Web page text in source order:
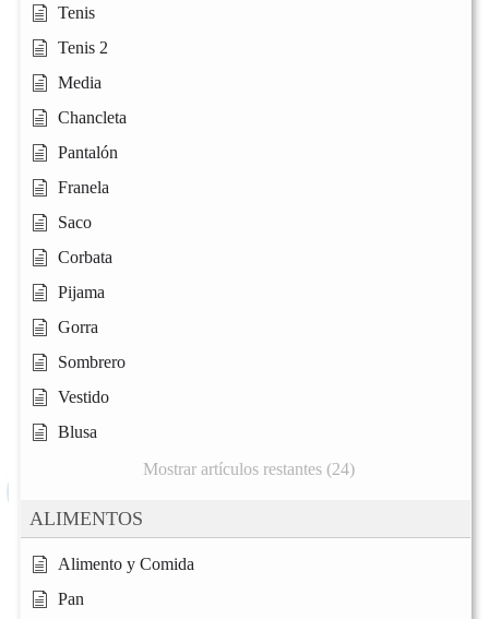
Tenis
Tenis 2
Media
Chancleta
Pantalón
Franela
Saco
Corbata
Pijama
Gorra
Sombrero
Vestido
Blusa
Mostrar artículos restantes (24)
ALIMENTOS
Alimento y Comida
Pan